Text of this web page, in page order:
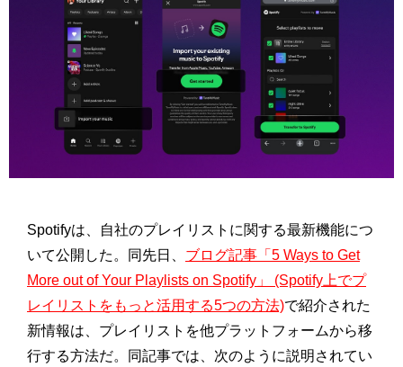
Spotifyは、
自社のプレイリストに関する最新機能につ
いて公開した。同先日、 ブログ記事「5 Ways to Get
More out of Your Playlists on Spotify」 (Spotify上でプ
レイリストをもっと活用する5つの方法)で紹介された
新情報は、 プレイリストを他プラットフォームから移
行する方法だ。
同記事では、次のように説明されてい